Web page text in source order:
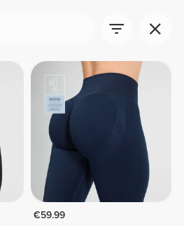
€59.99